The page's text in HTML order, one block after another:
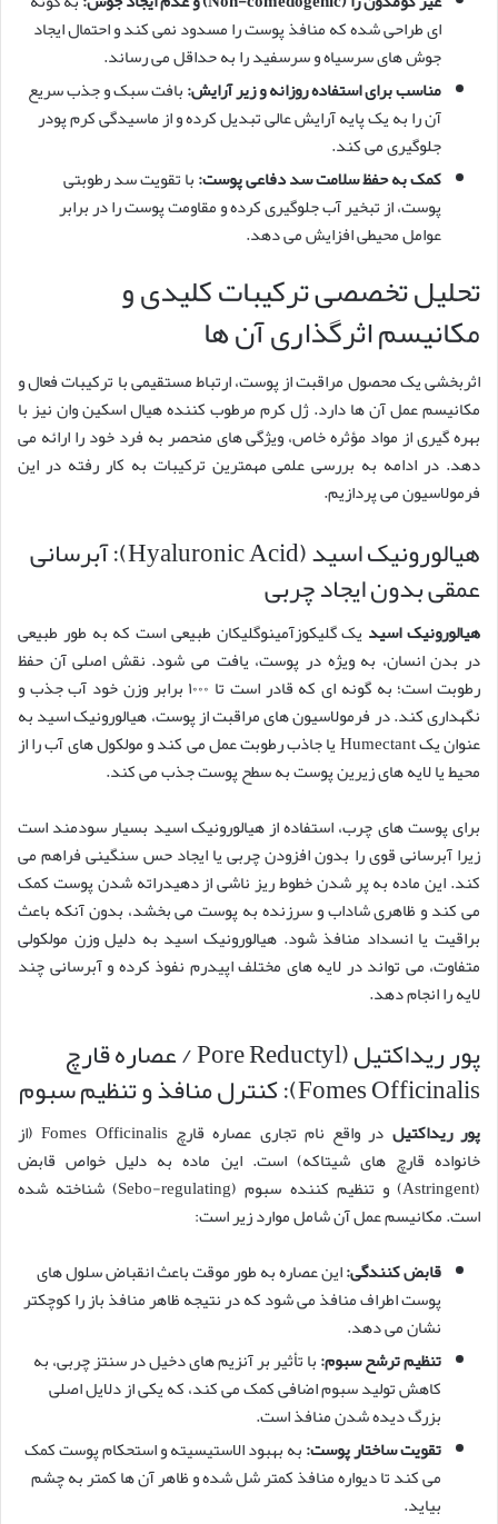
ای طراحی شده که منافذ پوست را مسدود نمی کند و احتمال ایجاد
جوش های سرسیاه و سرسفید را به حداقل می رساند.
مناسب برای استفاده روزانه و زیر آرایش:بافت سبک و جذب سریع
آن را به یک پایه آرایش عالی تبدیل کرده و از ماسیدگی کرم پودر
جلوگیری می کند.
کمک به حفظ سلامت سد دفاعی پوست:با تقویت سد رطوبتی
پوست، از تبخیر آب جلوگیری کرده و مقاومت پوست را در برابر
عوامل محیطی افزایش می دهد.
تحلیل تخصصی ترکیبات کلیدی و
مکانیسم اثرگذاری آن ها
اثربخشی یک محصول مراقبت از پوست، ارتباط مستقیمی با ترکیبات فعال و
مکانیسم عمل آن ها دارد. ژل کرم مرطوب کننده هیال اسکین وان نیز با
بهره گیری از مواد مؤثره خاص، ویژگی های منحصر به فرد خود را ارائه می
دهد. در ادامه به بررسی علمی مهمترین ترکیبات به کار رفته در این
فرمولاسیون می پردازیم.
هیالورونیک اسید (Hyaluronic Acid): آبرسانی
عمقی بدون ایجاد چربی
هیالورونیک اسید یک گلیکوزآمینوگلیکان طبیعی است که به طور طبیعی
در بدن انسان، به ویژه در پوست، یافت می شود. نقش اصلی آن حفظ
رطوبت است؛ به گونه ای که قادر است تا ۱۰۰۰ برابر وزن خود آب جذب و
نگهداری کند. در فرمولاسیون های مراقبت از پوست، هیالورونیک اسید به
عنوان یک Humectant یا جاذب رطوبت عمل می کند و مولکول های آب را از
محیط یا لایه های زیرین پوست به سطح پوست جذب می کند.
برای پوست های چرب، استفاده از هیالورونیک اسید بسیار سودمند است
زیرا آبرسانی قوی را بدون افزودن چربی یا ایجاد حس سنگینی فراهم می
کند. این ماده به پر شدن خطوط ریز ناشی از دهیدراته شدن پوست کمک
می کند و ظاهری شاداب و سرزنده به پوست می بخشد، بدون آنکه باعث
براقیت یا انسداد منافذ شود. هیالورونیک اسید به دلیل وزن مولکولی
متفاوت، می تواند در لایه های مختلف اپیدرم نفوذ کرده و آبرسانی چند
لایه را انجام دهد.
پور ریداکتیل (Pore Reductyl / عصاره قارچ
Fomes Officinalis): کنترل منافذ و تنظیم سبوم
پور ریداکتیل
در واقع نام تجاری عصاره قارچ Fomes Officinalis (از
خانواده قارچ های شیتاکه) است. این ماده به دلیل خواص قابض
(Astringent) و تنظیم کننده سبوم (Sebo-regulating) شناخته شده
است. مکانیسم عمل آن شامل موارد زیر است:
قابض کنندگی:این عصاره به طور موقت باعث انقباض سلول های
پوست اطراف منافذ می شود که در نتیجه ظاهر منافذ باز را کوچکتر
نشان می دهد.
تنظیم ترشح سبوم:با تأثیر بر آنزیم های دخیل در سنتز چربی، به
کاهش تولید سبوم اضافی کمک می کند، که یکی از دلایل اصلی
بزرگ دیده شدن منافذ است.
تقویت ساختار پوست:به بهبود الاستیسیته و استحکام پوست کمک
می کند تا دیواره منافذ کمتر شل شده و ظاهر آن ها کمتر به چشم
بیاید.